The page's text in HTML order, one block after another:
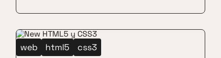
web html5 css3